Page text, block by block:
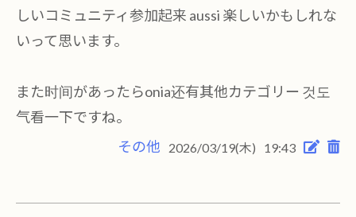
しいコミュニティ参加起来 aussi 楽しいかもしれな
いって思います。
また时间があったらonia还有其他カテゴリー 것도
气看一下ですね。
その他
2026/03/19(木) 19:43